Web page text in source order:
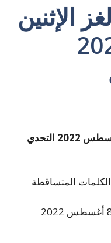
الإثنين
2022
حل لغز كلمات كراش الاثنين 8 أغسطس 2022 التحدي
قم بحل لغز كلمات كراش الاثنين 8 أغسطس 2022